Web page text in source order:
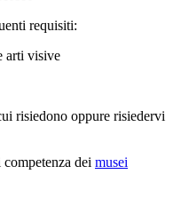
requisiti:
arti visive
risiedono oppure risiedervi
dei musei